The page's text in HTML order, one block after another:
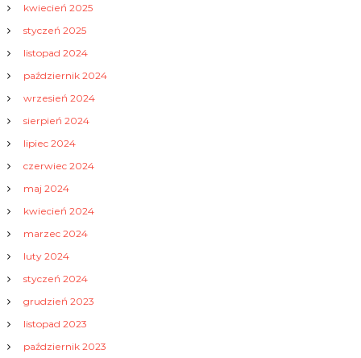
kwiecień 2025
styczeń 2025
listopad 2024
październik 2024
wrzesień 2024
sierpień 2024
lipiec 2024
czerwiec 2024
maj 2024
kwiecień 2024
marzec 2024
luty 2024
styczeń 2024
grudzień 2023
listopad 2023
październik 2023